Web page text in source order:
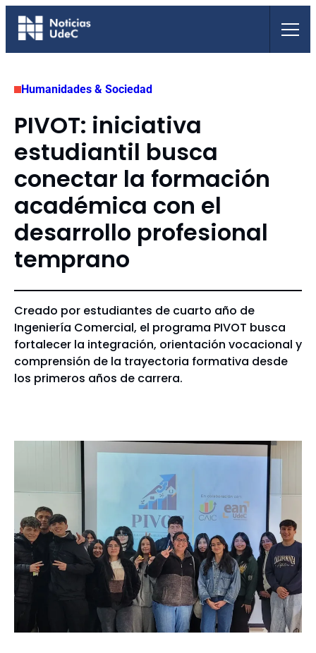
Saltar
Humanidades & Sociedad
PIVOT: iniciativa
estudiantil busca
conectar la formación
académica con el
desarrollo profesional
temprano
Creado por estudiantes de cuarto año de
Ingeniería Comercial, el programa PIVOT busca
fortalecer la integración, orientación vocacional y
comprensión de la trayectoria formativa desde
los primeros años de carrera.